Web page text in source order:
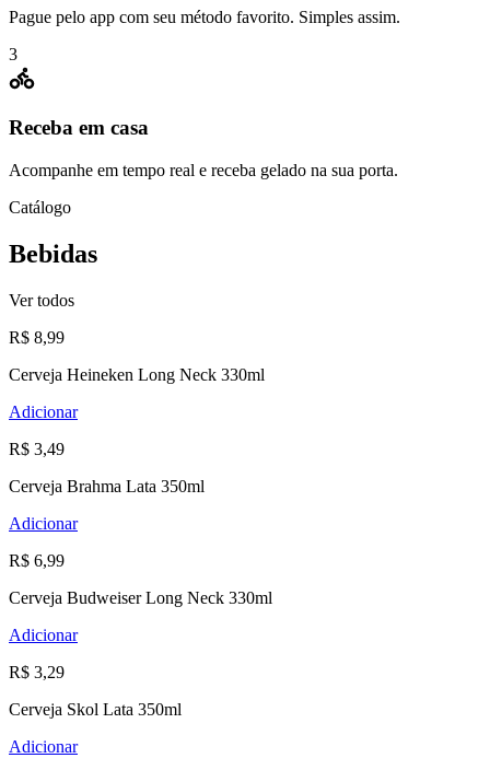
Pague pelo app com seu método favorito. Simples assim.
3
Receba em casa
Acompanhe em tempo real e receba gelado na sua porta.
Catálogo
Bebidas
Ver todos
R$ 8,99
Cerveja Heineken Long Neck 330ml
Adicionar
R$ 3,49
Cerveja Brahma Lata 350ml
Adicionar
R$ 6,99
Cerveja Budweiser Long Neck 330ml
Adicionar
R$ 3,29
Cerveja Skol Lata 350ml
Adicionar